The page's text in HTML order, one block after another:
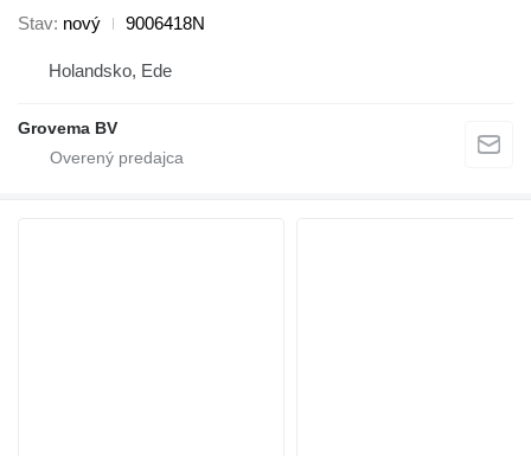
Stav nový 9006418N
Holandsko, Ede
Grovema BV